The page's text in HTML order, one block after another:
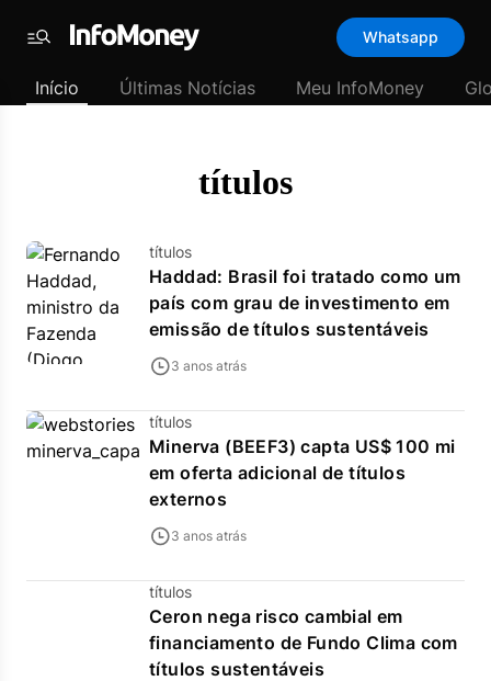
padrão
Últimas
Menu
Whatsapp
Início Últimas Notícias Meu InfoMoney
títulos
títulos
Haddad: Brasil foi tratado como um
país com grau de investimento em
emissão de títulos sustentáveis
3 anos atrás
títulos
Minerva (BEEF3) capta US$ 100 mi
em oferta adicional de títulos
externos
3 anos atrás
títulos
Ceron nega risco cambial em
financiamento de Fundo Clima com
títulos sustentáveis